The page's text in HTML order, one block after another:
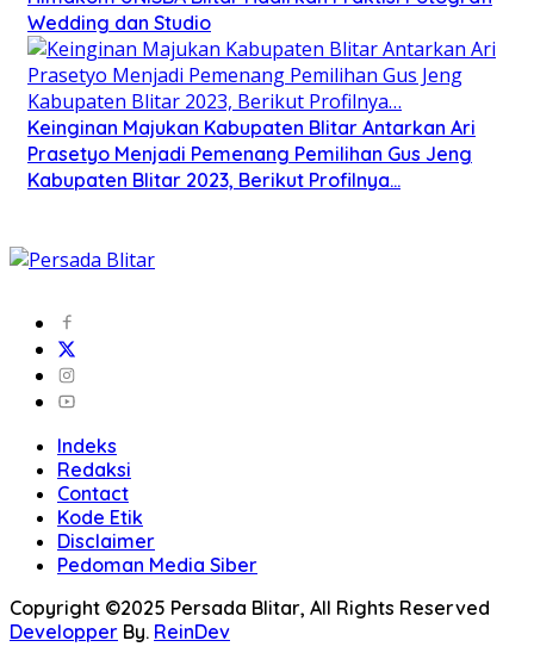
Wedding dan Studio
Keinginan Majukan Kabupaten Blitar Antarkan Ari
Prasetyo Menjadi Pemenang Pemilihan Gus Jeng
Kabupaten Blitar 2023, Berikut Profilnya…
Indeks
Redaksi
Contact
Kode Etik
Disclaimer
Pedoman Media Siber
Copyright ©2025 Persada Blitar, All Rights Reserved
Developper By. ReinDev